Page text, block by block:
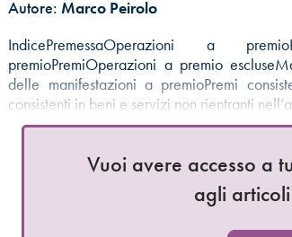
Autore:Marco Peirolo
IndicePremessaOperazioni a
premioPremiOperazioni a premio
delle manifestazioni a premioPremi
consistenti in beni e servizi non rientranti
Vuoi avere accesso a
agli